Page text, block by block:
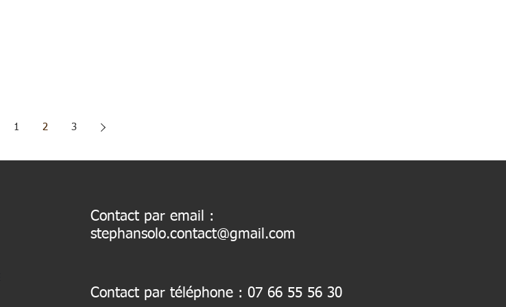
1 2 3
Contact par email :
stephansolo.contact@gmail.com
Contact par téléphone : 07 66 55 56 30